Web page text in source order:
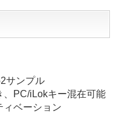
サンプル
、PC/iLokキー混在可能
ィベーション